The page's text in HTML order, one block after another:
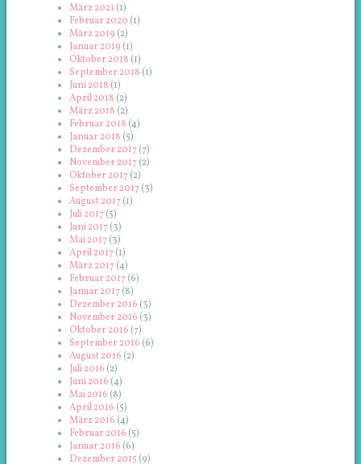
März 2021 (1)
Februar 2020 (1)
März 2019 (2)
Januar 2019 (1)
Oktober 2018 (1)
September 2018 (1)
Juni 2018 (1)
April 2018 (2)
März 2018 (2)
Februar 2018 (4)
Januar 2018 (5)
Dezember 2017(7)
November 2017(2)
Oktober 2017(2)
September 2017(3)
August 2017(1)
Juli 2017(5)
Juni 2017(3)
Mai 2017(3)
April 2017(1)
März 2017(4)
Februar 2017(6)
Januar 2017(8)
Dezember 2016 (3)
November 2016 (3)
Oktober 2016 (7)
September 2016 (6)
August 2016 (2)
Juli 2016 (2)
Juni 2016 (4)
Mai 2016 (8)
April 2016 (5)
März 2016 (4)
Februar 2016 (5)
Januar 2016 (6)
Dezember 2015 (9)